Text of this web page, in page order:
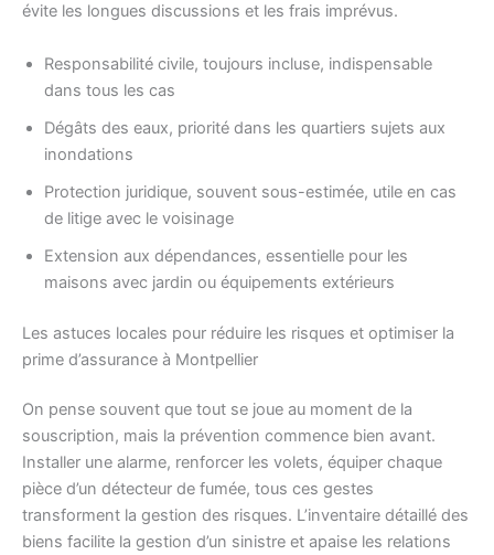
évite les longues discussions et les frais imprévus.
Responsabilité civile, toujours incluse, indispensable
dans tous les cas
Dégâts des eaux, priorité dans les quartiers sujets aux
inondations
Protection juridique, souvent sous-estimée, utile en cas
de litige avec le voisinage
Extension aux dépendances, essentielle pour les
maisons avec jardin ou équipements extérieurs
Les astuces locales pour réduire les risques et optimiser la
prime d’assurance à Montpellier
On pense souvent que tout se joue au moment de la
souscription, mais la prévention commence bien avant.
Installer une alarme, renforcer les volets, équiper chaque
pièce d’un détecteur de fumée, tous ces gestes
transforment la gestion des risques. L’inventaire détaillé des
biens facilite la gestion d’un sinistre et apaise les relations